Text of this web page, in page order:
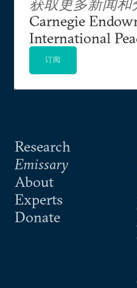
美中经济安全审查委员
阿克顿现任核安全工作组
Working Group）成员
工作组（Next
Russia Arms Control）
阿克顿在《纽约时报》、
《外交事务》、《外交政
全》、《生存》以及《华
发表过多篇文章，他也经
（CNN）《美国国情》
（NBC）晚间新闻、美
（CBS）晚间新闻及美
闻一小时》等节目上露
Research
Emissary
About
Experts
Donate
获取更多新闻和
Carnegie
International
订阅